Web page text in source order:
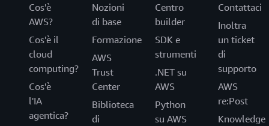
Cos'è
AWS?
Cos'è il
cloud
computing?
Cos'è
l'IA
agentica?
Nozioni
di base
Formazione
AWS
Trust
Center
Biblioteca
di
Centro
builder
SDK e
strumenti
.NET su
AWS
Python
su AWS
Contattaci
Inoltra
un ticket
di
supporto
AWS
re:Post
Knowledge